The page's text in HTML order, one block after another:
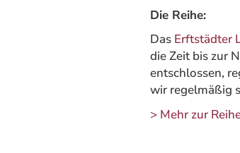
Die Reihe:
Das Erftstädter
die Zeit bis zur
entschlossen,
wir regelmäßig
> Mehr zur